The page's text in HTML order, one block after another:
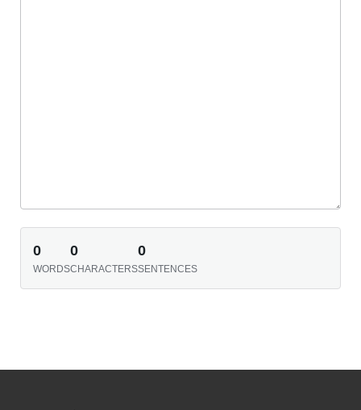
0
WORDS
0
CHARACTERS
0
SENTENCES